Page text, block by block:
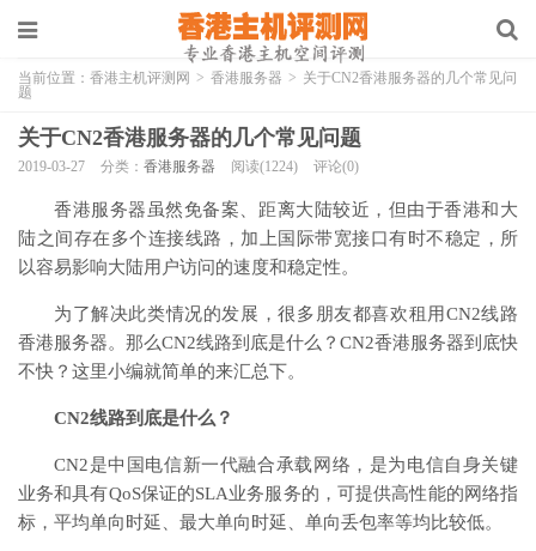
当前位置： 香港主机评测网 > 香港服务器 > 关于CN2香港服务器的几个常见问
题
关于CN2香港服务器的几个常见问题
2019-03-27 分类： 香港服务器 阅读(1224) 评论(0)
香港服务器虽然免备案、距离大陆较近，但由于香港和大
陆之间存在多个连接线路，加上国际带宽接口有时不稳定，所
以容易影响大陆用户访问的速度和稳定性。
为了解决此类情况的发展，很多朋友都喜欢租用CN2线路
香港服务器。那么CN2线路到底是什么？CN2香港服务器到底快
不快？这里小编就简单的来汇总下。
CN2线路到底是什么？
CN2是中国电信新一代融合承载网络，是为电信自身关键
业务和具有QoS保证的SLA业务服务的，可提供高性能的网络指
标，平均单向时延、最大单向时延、单向丢包率等均比较低。